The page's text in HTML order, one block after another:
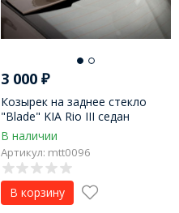
3 000₽
Козырек на заднее стекло
"Blade" KIA Rio III седан
В наличии
Артикул: mtt0096
В корзину